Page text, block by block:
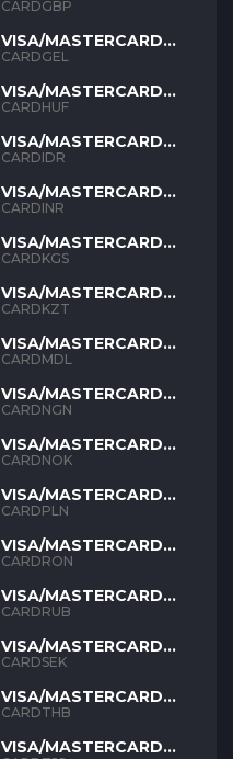
GBP
CARDGBP
VISA/MASTERCARD
GEL
CARDGEL
VISA/MASTERCARD
HUF
CARDHUF
VISA/MASTERCARD
IDR
CARDIDR
VISA/MASTERCARD
INR
CARDINR
VISA/MASTERCARD
KGS
CARDKGS
VISA/MASTERCARD
KZT
CARDKZT
VISA/MASTERCARD
MDL
CARDMDL
VISA/MASTERCARD
NGN
CARDNGN
VISA/MASTERCARD
NOK
CARDNOK
VISA/MASTERCARD
PLN
CARDPLN
VISA/MASTERCARD
RON
CARDRON
VISA/MASTERCARD
RUB
CARDRUB
VISA/MASTERCARD
SEK
CARDSEK
VISA/MASTERCARD
THB
CARDTHB
VISA/MASTERCARD